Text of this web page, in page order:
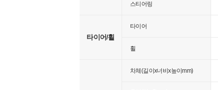
스티어링
타이어/휠
타이어
휠
차체(길이x너비x높이mm)